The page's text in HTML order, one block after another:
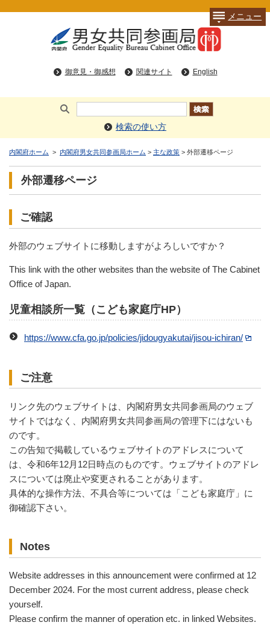
御意見・御感想 関連サイト English
メニュー
検索の使い方
内閣府ホーム > 内閣府男女共同参画局ホーム > 主な政策 > 外部遷移ページ
外部遷移ページ
ご確認
外部のウェブサイトに移動しますがよろしいですか？
This link with the other websites than the website of The Cabinet
Office of Japan.
児童相談所一覧（こども家庭庁HP）
https://www.cfa.go.jp/policies/jidougyakutai/jisou-ichiran/
ご注意
リンク先のウェブサイトは、内閣府男女共同参画局のウェブ
サイトではなく、内閣府男女共同参画局の管理下にはないも
のです。
この告知で掲載しているウェブサイトのアドレスについて
は、令和6年12月12日時点のものです。ウェブサイトのアドレ
スについては廃止や変更されることがあります。
具体的な操作方法、不具合等については「こども家庭庁」に
御確認下さい。
Notes
Website addresses in this announcement were confirmed at 12
December 2024. For the most current address, please check
yourself.
Please confirm the manner of operation etc. in linked Websites.